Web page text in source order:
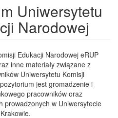
Uniwersytetu
Narodowej
Edukacji Narodowej eRUP
inne materiały związane z
Uniwersytetu Komisji
jest gromadzenie i
pracowników oraz
prowadzonych w Uniwersytecie